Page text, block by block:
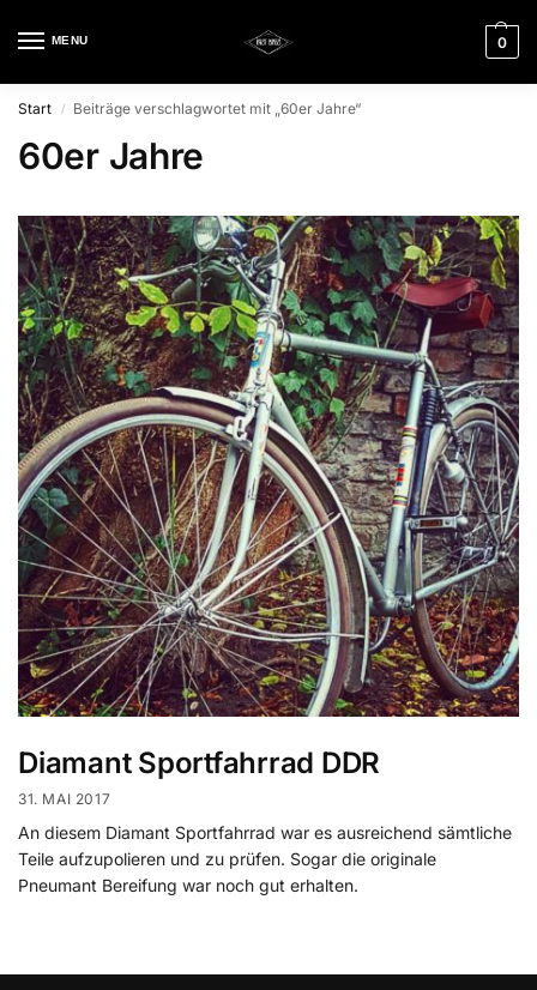
MENU 0
Start / Beiträge verschlagwortet mit „60er Jahre“
60er Jahre
Diamant Sportfahrrad DDR
31. MAI 2017
An diesem Diamant Sportfahrrad war es ausreichend sämtliche
Teile aufzupolieren und zu prüfen. Sogar die originale
Pneumant Bereifung war noch gut erhalten.